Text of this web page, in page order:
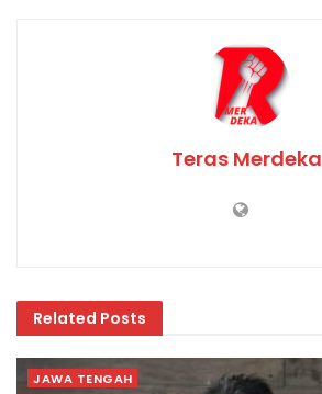
Teras Merdeka
Related Posts
JAWA TENGAH